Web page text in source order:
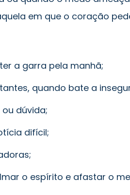
em que o coração
a garra pela manhã;
quando bate a
dúvida;
difícil;
o espírito e afastar o